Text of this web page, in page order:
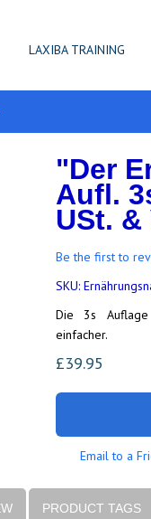
LAXIBA TRAINING
"Der
Aufl.
USt. &
Be the first to
SKU:
Die 3s Auflage
einfacher.
£39.95
Email to a
PRODUCT TAGS